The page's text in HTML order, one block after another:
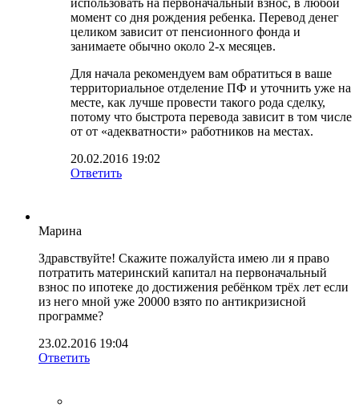
момент со дня рождения ребенка. Перевод денег
целиком зависит от пенсионного фонда и
занимаете обычно около 2-х месяцев.
Для начала рекомендуем вам обратиться в ваше
территориальное отделение ПФ и уточнить уже на
месте, как лучше провести такого рода сделку,
потому что быстрота перевода зависит в том числе
от от «адекватности» работников на местах.
20.02.2016 19:02
Ответить
Марина
Здравствуйте! Скажите пожалуйста имею ли я право
потратить материнский капитал на первоначальный
взнос по ипотеке до достижения ребёнком трёх лет если
из него мной уже 20000 взято по антикризисной
программе?
23.02.2016 19:04
Ответить